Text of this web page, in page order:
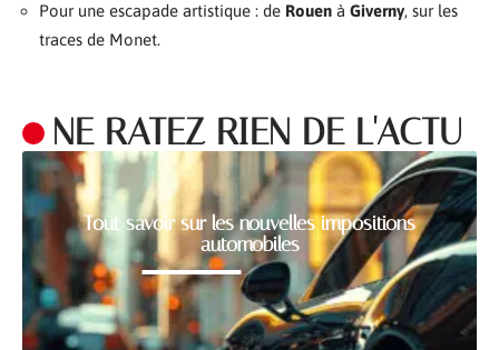
Pour une escapade artistique : de Rouen à Giverny, sur les
traces de Monet.
NE RATEZ RIEN DE L'ACTU
Tout savoir sur les nouvelles impositions
automobiles